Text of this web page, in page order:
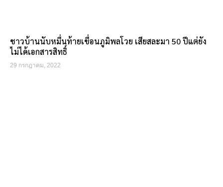
ชาวบ้านนับหมื่นท้ายเขื่อนภูมิพลโวย เสียสละมา 50 ปีแต่ยัง
ไม่ได้เอกสารสิทธิ์
29 กรกฎาคม, 2022